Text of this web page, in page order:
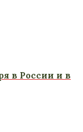
в России и в